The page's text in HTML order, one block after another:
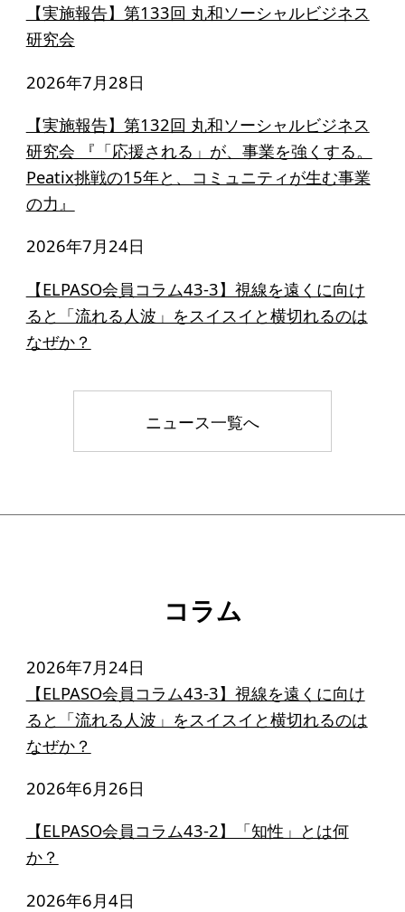
【実施報告】第133回 丸和ソーシャルビジネス
研究会
2026年7月28日
【実施報告】第132回 丸和ソーシャルビジネス
研究会 『「応援される」が、事業を強くする。
Peatix挑戦の15年と、コミュニティが生む事業
の力』
2026年7月24日
【ELPASO会員コラム43-3】視線を遠くに向け
ると「流れる人波」をスイスイと横切れるのは
なぜか？
ニュース一覧へ
コラム
2026年7月24日
【ELPASO会員コラム43-3】視線を遠くに向け
ると「流れる人波」をスイスイと横切れるのは
なぜか？
2026年6月26日
【ELPASO会員コラム43-2】「知性」とは何
か？
2026年6月4日